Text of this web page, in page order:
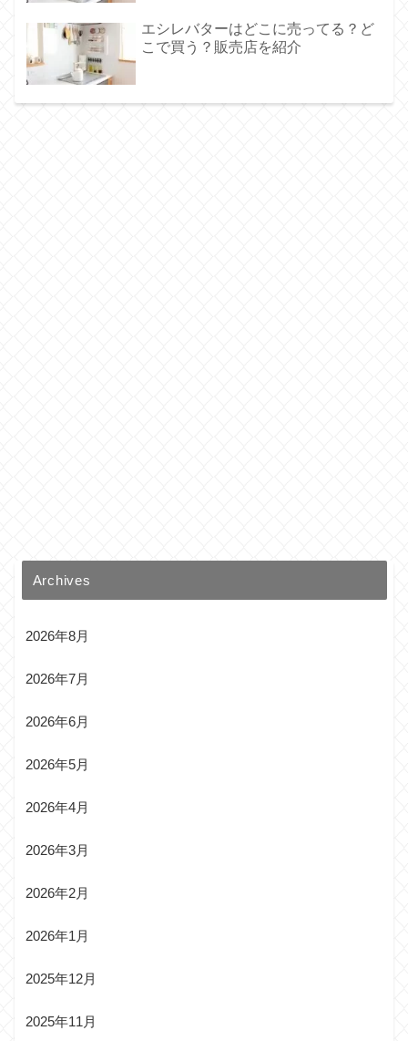
エシレバターはどこに売ってる？ど
こで買う？販売店を紹介
Archives
2026年8月
2026年7月
2026年6月
2026年5月
2026年4月
2026年3月
2026年2月
2026年1月
2025年12月
2025年11月